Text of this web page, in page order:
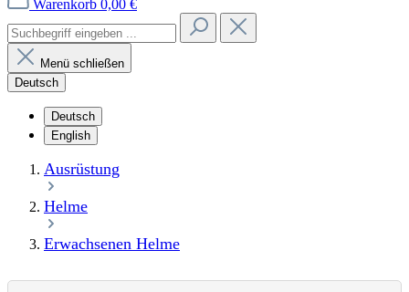
Warenkorb 0,00 €
Menü schließen
Deutsch
Deutsch
English
Ausrüstung
Helme
Erwachsenen Helme